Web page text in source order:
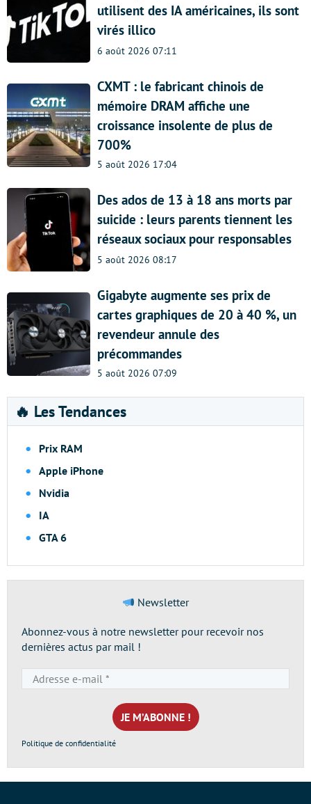
utilisent des IA américaines, ils sont
virés illico
6 août 2026 07:11
CXMT : le fabricant chinois de
mémoire DRAM affiche une
croissance insolente de plus de
700%
5 août 2026 17:04
Des ados de 13 à 18 ans morts par
suicide : leurs parents tiennent les
réseaux sociaux pour responsables
5 août 2026 08:17
Gigabyte augmente ses prix de
cartes graphiques de 20 à 40 %, un
revendeur annule des
précommandes
5 août 2026 07:09
🔥 Les Tendances
Prix RAM
Apple iPhone
Nvidia
IA
GTA 6
Newsletter
Abonnez-vous à notre newsletter pour recevoir nos
dernières actus par mail !
e-
mail
*
Politique de confidentialité